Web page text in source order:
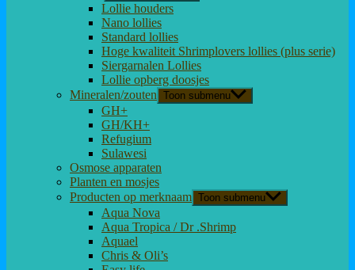
Lollie houders
Nano lollies
Standard lollies
Hoge kwaliteit Shrimplovers lollies (plus serie)
Siergarnalen Lollies
Lollie opberg doosjes
Mineralen/zouten Toon submenu
GH+
GH/KH+
Refugium
Sulawesi
Osmose apparaten
Planten en mosjes
Producten op merknaam Toon submenu
Aqua Nova
Aqua Tropica / Dr .Shrimp
Aquael
Chris & Oli’s